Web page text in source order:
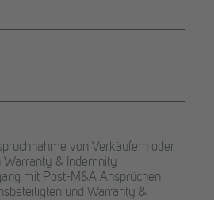
von Verkäufern oder
Warranty & Indemnity
mit Post-M&A Ansprüchen
und Warranty &